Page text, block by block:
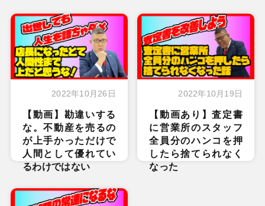
2022年10月26日
【動画】勘違いする
な。不動産を売るの
が上手かっただけで
人間として優れてい
るわけではない
2022年10月19日
【動画あり】査定書
に営業所のスタッフ
全員分のハンコを押
したら捨てられなく
なった